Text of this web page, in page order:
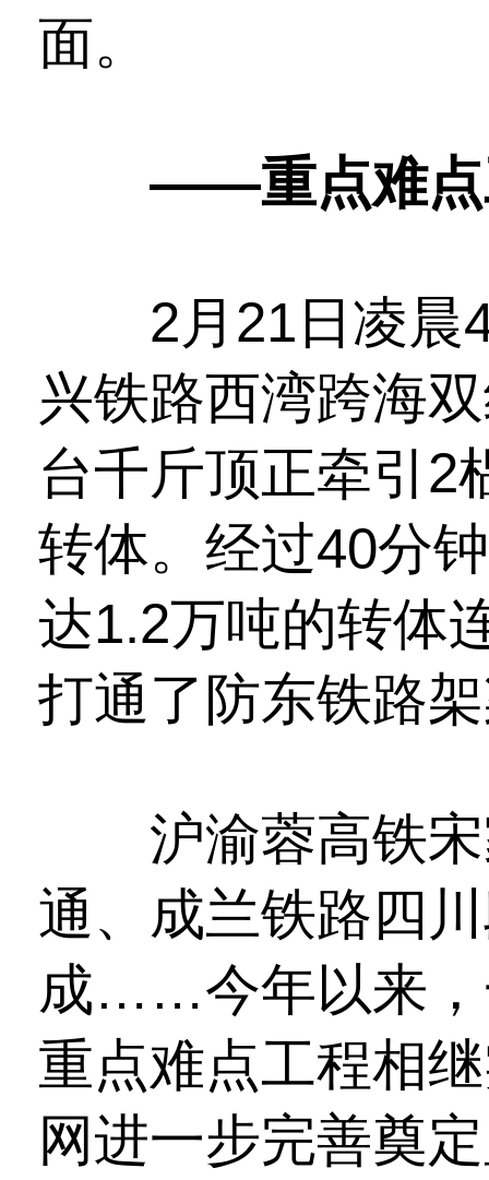
面。
——重点难点工
2月21日凌晨4
兴铁路西湾跨海
台千斤顶正牵引2
转体。经过40分
达1.2万吨的转体
打通了防东铁路
沪渝蓉高铁宋
通、成兰铁路四
成……今年以来，
重点难点工程相
网进一步完善奠